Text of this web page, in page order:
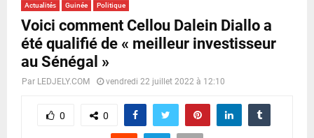
U
Actualités Guinée Politique
Voici comment Cellou Dalein Diallo a
été qualifié de « meilleur investisseur
au Sénégal »
Par LEDJELY.COM vendredi 22 juillet 2022 à 12:10
0 0